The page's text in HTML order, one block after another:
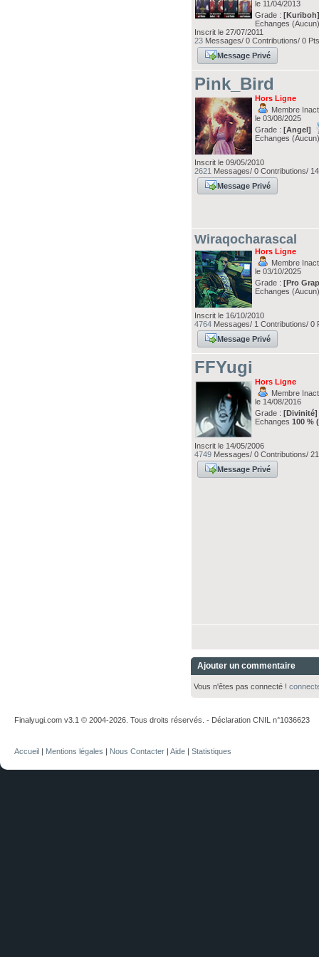
le 11/04/2013
Grade :
Echanges
Inscrit le 27/07/2011
23 Messages/ 0 Contributions/ 0
Message Privé
Pink_Bird
Hors Ligne
Membre
le 03/08/2025
Grade :[Angel]
Echanges
Inscrit le 09/05/2010
2621 Messages/ 0 Contributions/
Message Privé
Wiraqocharascal
Hors Ligne
Membre
le 03/10/2025
Grade :[Pro
Echanges
Inscrit le 16/10/2010
4764 Messages/ 1 Contributions/ 0
Message Privé
FFYugi
Hors Ligne
Membre
le 14/08/2016
Grade :[Divinité]
Echanges100 % (
Inscrit le 14/05/2006
4749 Messages/ 0 Contributions/
Message Privé
Ajouter un commentaire
Vous n'êtes pas connecté !
Finalyugi.com v3.1 © 2004-2026. Tous droits réservés. - Déclaration CNIL n°1036623
Accueil | Mentions légales | Nous Contacter | Aide | Statistiques